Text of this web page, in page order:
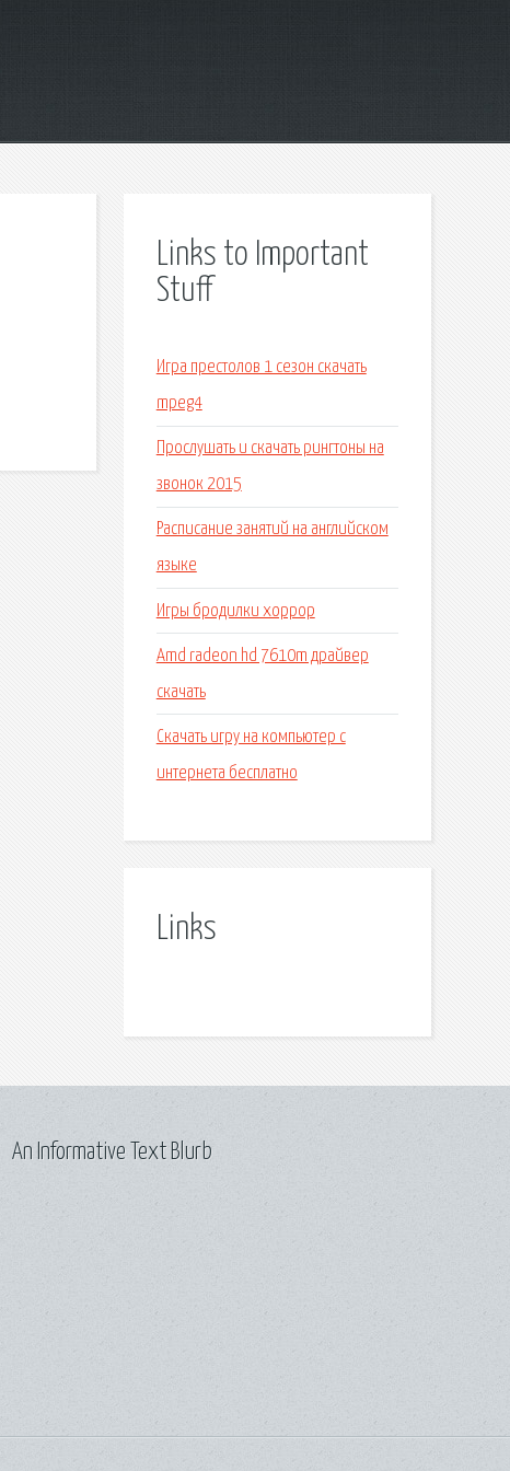
Links to Important
Stuff
Игра престолов 1 сезон скачать
mpeg4
Прослушать и скачать рингтоны на
звонок 2015
Расписание занятий на английском
языке
Игры бродилки хоррор
Amd radeon hd 7610m драйвер
скачать
Скачать игру на компьютер с
интернета бесплатно
Links
An Informative Text Blurb